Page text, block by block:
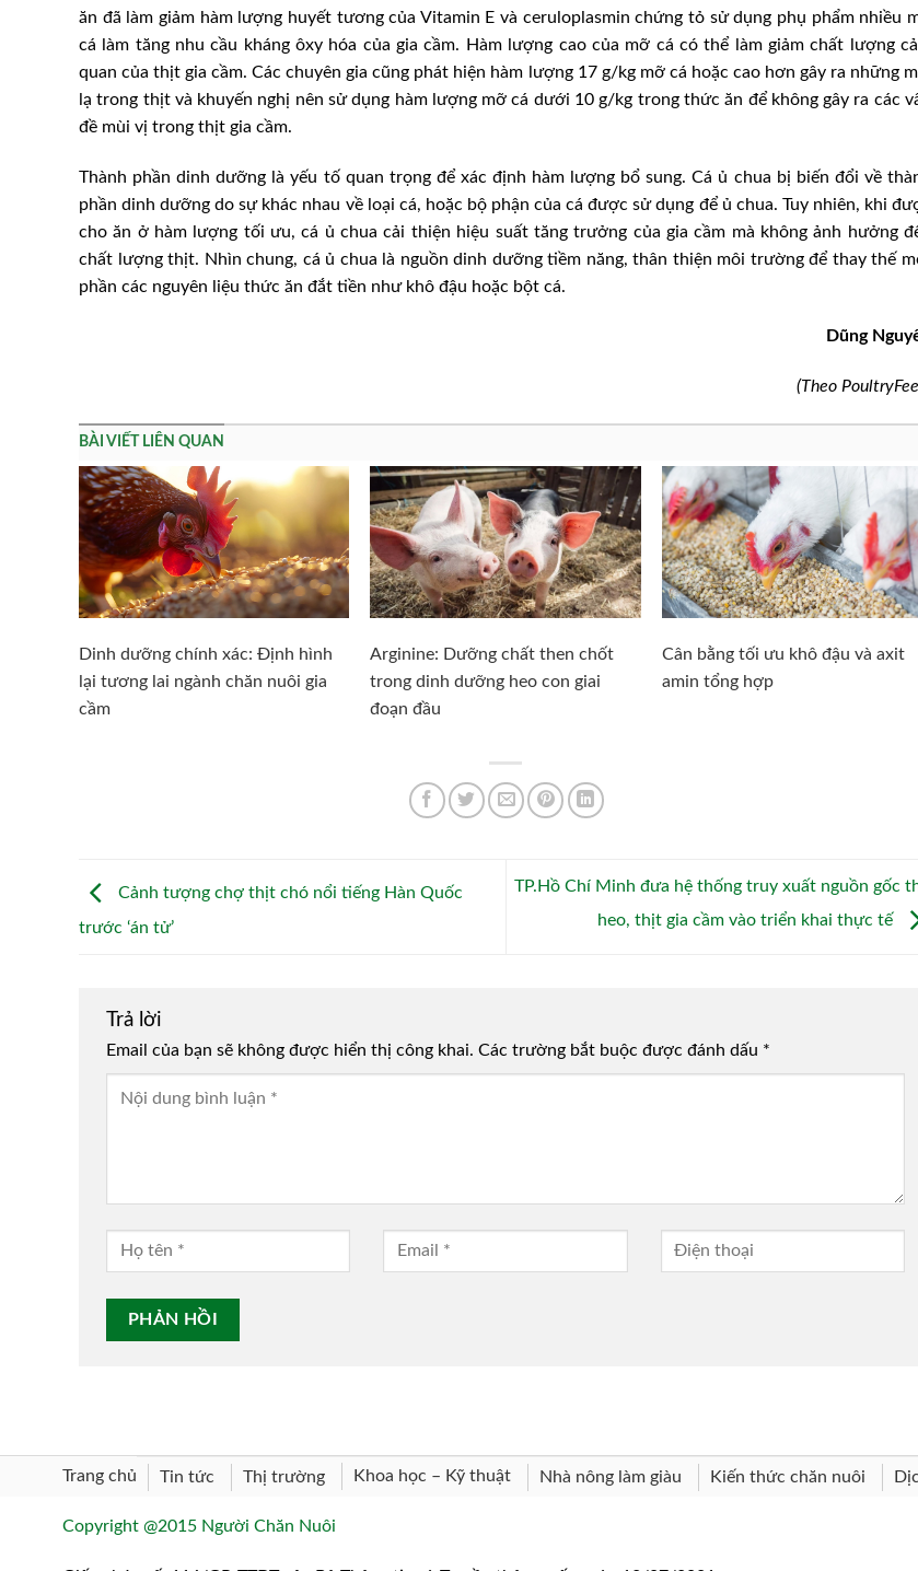
ăn đã làm giảm hàm lượng huyết tương của Vitamin E và ceruloplasmin chứng tỏ sử dụng phụ phẩm nhiều
cá làm tăng nhu cầu kháng ôxy hóa của gia cầm. Hàm lượng cao của mỡ cá có thể làm giảm chất lượng
quan của thịt gia cầm. Các chuyên gia cũng phát hiện hàm lượng 17 g/kg mỡ cá hoặc cao hơn gây ra những
lạ trong thịt và khuyến nghị nên sử dụng hàm lượng mỡ cá dưới 10 g/kg trong thức ăn để không gây ra các
đề mùi vị trong thịt gia cầm.
Thành phần dinh dưỡng là yếu tố quan trọng để xác định hàm lượng bổ sung. Cá ủ chua bị biến đổi về
phần dinh dưỡng do sự khác nhau về loại cá, hoặc bộ phận của cá được sử dụng để ủ chua. Tuy nhiên, khi
cho ăn ở hàm lượng tối ưu, cá ủ chua cải thiện hiệu suất tăng trưởng của gia cầm mà không ảnh hưởng
chất lượng thịt. Nhìn chung, cá ủ chua là nguồn dinh dưỡng tiềm năng, thân thiện môi trường để thay thế
phần các nguyên liệu thức ăn đắt tiền như khô đậu hoặc bột cá.
Dũng
(Theo
BÀI VIẾT LIÊN QUAN
Dinh dưỡng chính xác: Định hình
lại tương lai ngành chăn nuôi gia
cầm
Arginine: Dưỡng chất then chốt
trong dinh dưỡng heo con giai
đoạn đầu
Cân bằng tối ưu khô đậu và axit
amin tổng hợp
Cảnh tượng chợ thịt chó nổi tiếng Hàn Quốc
trước ‘án tử’
TP.Hồ Chí Minh đưa hệ thống truy xuất nguồn gốc
heo, thịt gia cầm vào triển khai thực tế
Trả lời
Email của bạn sẽ không được hiển thị công khai. Các trường bắt buộc được đánh dấu *
Alternative:
Trang chủ Tin tức Thị trường Khoa học – Kỹ thuật Nhà nông làm giàu Kiến thức chăn nuôi
Copyright @2015 Người Chăn Nuôi